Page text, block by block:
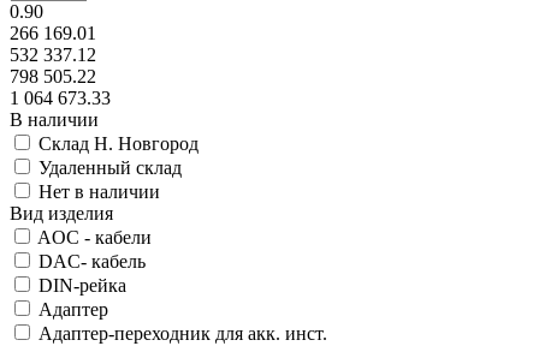
0.90
266 169.01
532 337.12
798 505.22
1 064 673.33
В наличии
Склад Н. Новгород
Удаленный склад
Нет в наличии
Вид изделия
AOC - кабели
DAC- кабель
DIN-рейка
Адаптер
Адаптер-переходник для акк. инст.